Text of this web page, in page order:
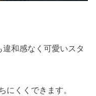
和感なく可愛いスタ
にくくできます。